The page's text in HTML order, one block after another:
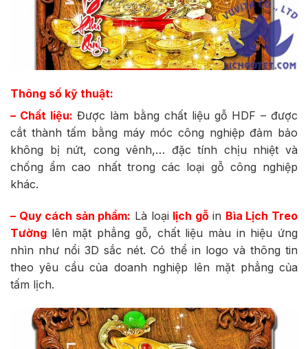
Thông số kỹ thuật:
– Chất liệu: Được làm bằng chất liệu gỗ HDF – được
cắt thành tấm bằng máy móc công nghiệp đảm bảo
không bị nứt, cong vênh,… đặc tính chịu nhiệt và
chống ẩm cao nhất trong các loại gỗ công nghiệp
khác.
– Quy cách sản phẩm: Là loại lịch gỗin Bìa Lịch Treo
Tường lên mặt phẳng gỗ, chất liệu màu in hiệu ứng
nhìn như nổi 3D sắc nét. Có thể in logo và thông tin
theo yêu cầu của doanh nghiệp lên mặt phẳng của
tấm lịch.